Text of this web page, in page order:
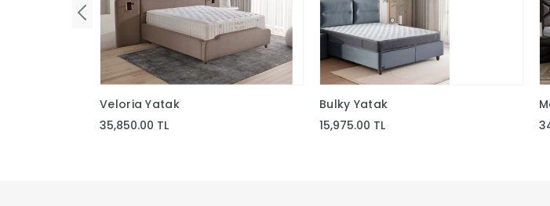
Veloria Yatak
35,850.00 TL
Bulky Yatak
15,975.00 TL